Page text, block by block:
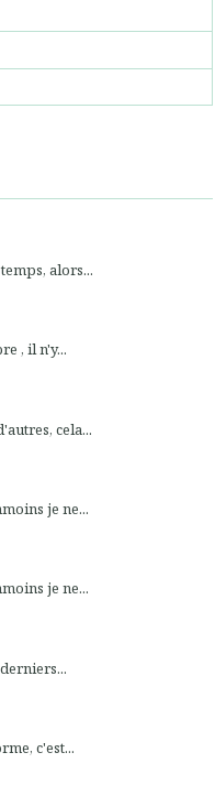
alors...
, il n'y...
cela...
je ne...
je ne...
c'est...